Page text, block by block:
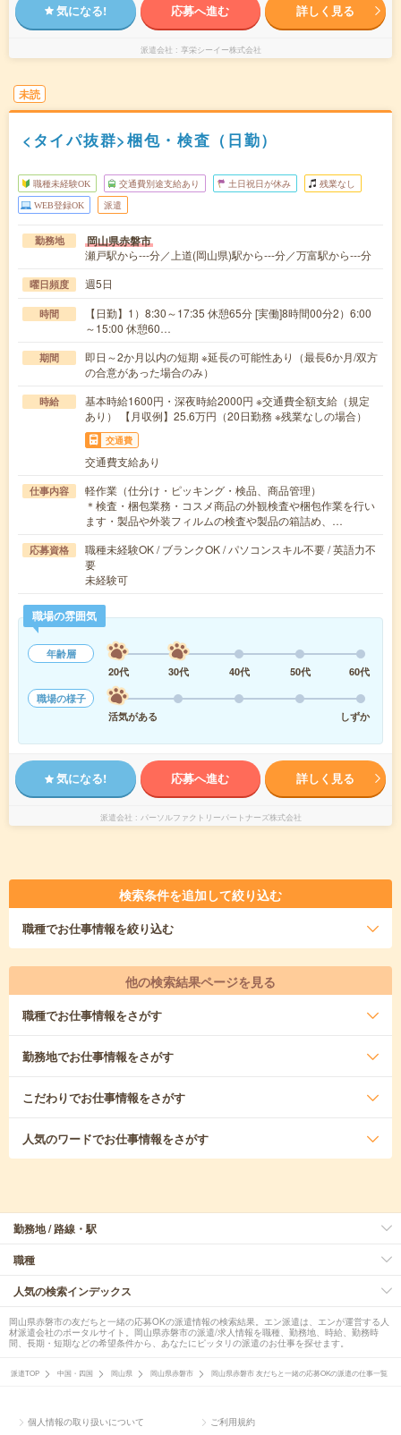
気になる! 応募へ進む 詳しく見る
派遣会社 享栄シーイー株式会社
未読
<タイパ抜群>梱包・検査（日勤）
職種未経験OK 交通費別途支給あり 土日祝日が休み 残業なし
WEB登録OK 派遣
勤務地 岡山県赤磐市
瀬戸駅から---分／上道(岡山県)駅から---分／万富駅から---分
曜日頻度 週5日
時間
【日勤】1）8:30～17:35 休憩65分 [実働]8時間00分2）6:00
～15:00 休憩60…
期間
即日～2か月以内の短期 ※延長の可能性あり（最長6か月/双方
の合意があった場合のみ）
時給
基本時給1600円・深夜時給2000円 ※交通費全額支給（規定
あり） 【月収例】25.6万円（20日勤務 ※残業なしの場合）
交通費
交通費支給あり
仕事内容
軽作業（仕分け・ピッキング・検品、商品管理）
＊検査・梱包業務・コスメ商品の外観検査や梱包作業を行い
ます・製品や外装フィルムの検査や製品の箱詰め、…
応募資格
職種未経験OK / ブランクOK / パソコンスキル不要 / 英語力不
要
未経験可
職場の雰囲気
年齢層
20代
30代 40代 50代
60代
職場の様子
活気がある
しずか
気になる! 応募へ進む 詳しく見る
派遣会社 パーソルファクトリーパートナーズ株式会社
検索条件を追加して絞り込む
職種でお仕事情報を絞り込む
他の検索結果ページを見る
職種でお仕事情報をさがす
勤務地でお仕事情報をさがす
こだわりでお仕事情報をさがす
人気のワードでお仕事情報をさがす
勤務地 / 路線・駅
職種
人気の検索インデックス
岡山県赤磐市の友だちと一緒の応募OKの派遣情報の検索結果。エン派遣は、エンが運営する人
材派遣会社のポータルサイト。岡山県赤磐市の派遣/求人情報を職種、勤務地、時給、勤務時
間、長期・短期などの希望条件から、あなたにピッタリの派遣のお仕事を探せます。
派遣TOP 中国・四国 岡山県 岡山県赤磐市 岡山県赤磐市 友だちと一緒の応募OKの派遣の仕事一覧
個人情報の取り扱いについて ご利用規約